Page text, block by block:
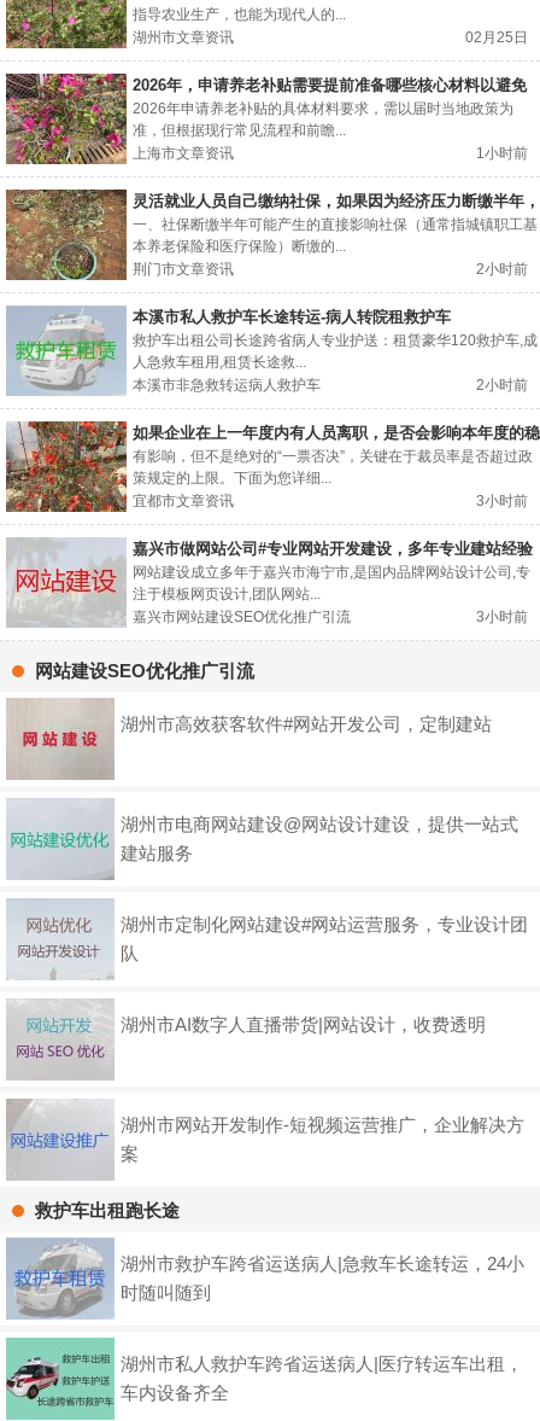
指导农业生产，也能为现代人的...
湖州市文章资讯
02月25日
2026年，申请养老补贴需要提前准备哪些核心材料以避免
来回跑腿？
2026年申请养老补贴的具体材料要求，需以届时当地政策为
准，但根据现行常见流程和前瞻...
上海市文章资讯
1小时前
灵活就业人员自己缴纳社保，如果因为经济压力断缴半年，
后果有多严重？
一、社保断缴半年可能产生的直接影响社保（通常指城镇职工基
本养老保险和医疗保险）断缴的...
荆门市文章资讯
2小时前
本溪市私人救护车长途转运-病人转院租救护车
救护车出租公司长途跨省病人专业护送：租赁豪华120救护车,成
人急救车租用,租赁长途救...
本溪市非急救转运病人救护车
2小时前
如果企业在上一年度内有人员离职，是否会影响本年度的稳
岗返还资格？
有影响，但不是绝对的“一票否决”，关键在于裁员率是否超过政
策规定的上限。下面为您详细...
宜都市文章资讯
3小时前
嘉兴市做网站公司#专业网站开发建设，多年专业建站经验
网站建设成立多年于嘉兴市海宁市,是国内品牌网站设计公司,专
注于模板网页设计,团队网站...
嘉兴市网站建设SEO优化推广引流
3小时前
网站建设SEO优化推广引流
湖州市高效获客软件#网站开发公司，定制建站
湖州市电商网站建设@网站设计建设，提供一站式
建站服务
湖州市定制化网站建设#网站运营服务，专业设计团
队
湖州市AI数字人直播带货|网站设计，收费透明
湖州市网站开发制作-短视频运营推广，企业解决方
案
救护车出租跑长途
湖州市救护车跨省运送病人|急救车长途转运，24小
时随叫随到
湖州市私人救护车跨省运送病人|医疗转运车出租，
车内设备齐全